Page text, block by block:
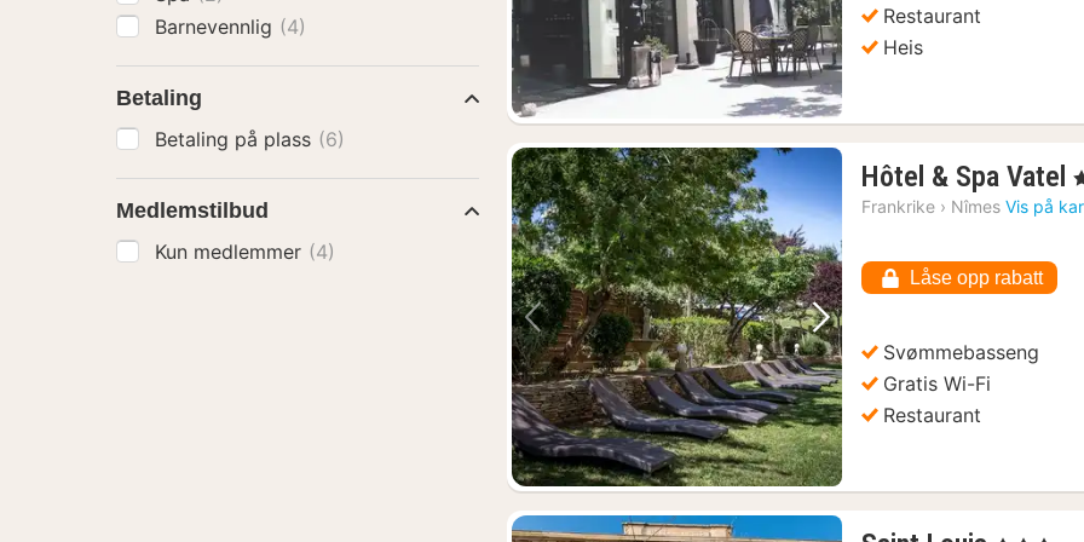
Restaurant
Heis
Forrige bilde Neste bilde
Hôtel & Spa Vatel ,
Frankrike › Nîmes Vis på
Låse opp rabatt
Svømmebasseng
Gratis Wi-Fi
Restaurant
Barnevennlig (4)
Betaling
Betaling på plass (6)
Medlemstilbud
Kun medlemmer (4)